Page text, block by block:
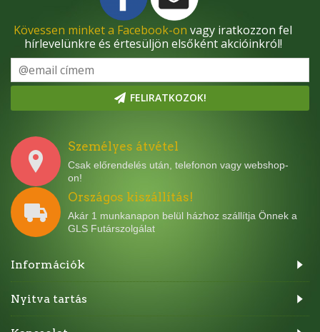
Kövessen minket a Facebook-on vagy iratkozzon fel
hírlevelünkre és értesüljön elsőként akcióinkról!
FELIRATKOZOK!
Személyes átvétel
Csak előrendelés után, telefonon vagy webshop-
on!
Országos kiszállítás!
Akár 1 munkanapon belül házhoz szállítja Önnek a
GLS Futárszolgálat
Információk
Nyitva tartás